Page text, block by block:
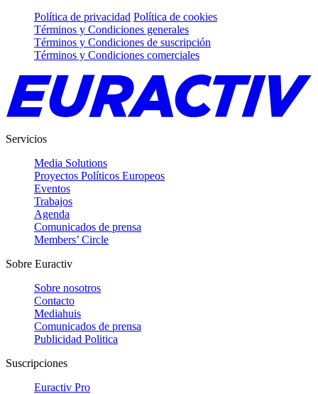
Política de privacidad Política de cookies
Términos y Condiciones generales
Términos y Condiciones de suscripción
Términos y Condiciones comerciales
Servicios
Media Solutions
Proyectos Políticos Europeos
Eventos
Trabajos
Agenda
Comunicados de prensa
Members’ Circle
Sobre Euractiv
Sobre nosotros
Contacto
Mediahuis
Comunicados de prensa
Publicidad Politica
Suscripciones
Euractiv Pro